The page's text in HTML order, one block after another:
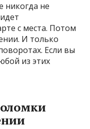
никогда не
с места. Потом
И только
Если вы
из этих